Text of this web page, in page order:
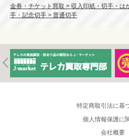
金券・チケット買取 > 収入印紙・切手・は
手・記念切手 > 普通切手
特定商取引法に基
個人情報保護に
会社概要